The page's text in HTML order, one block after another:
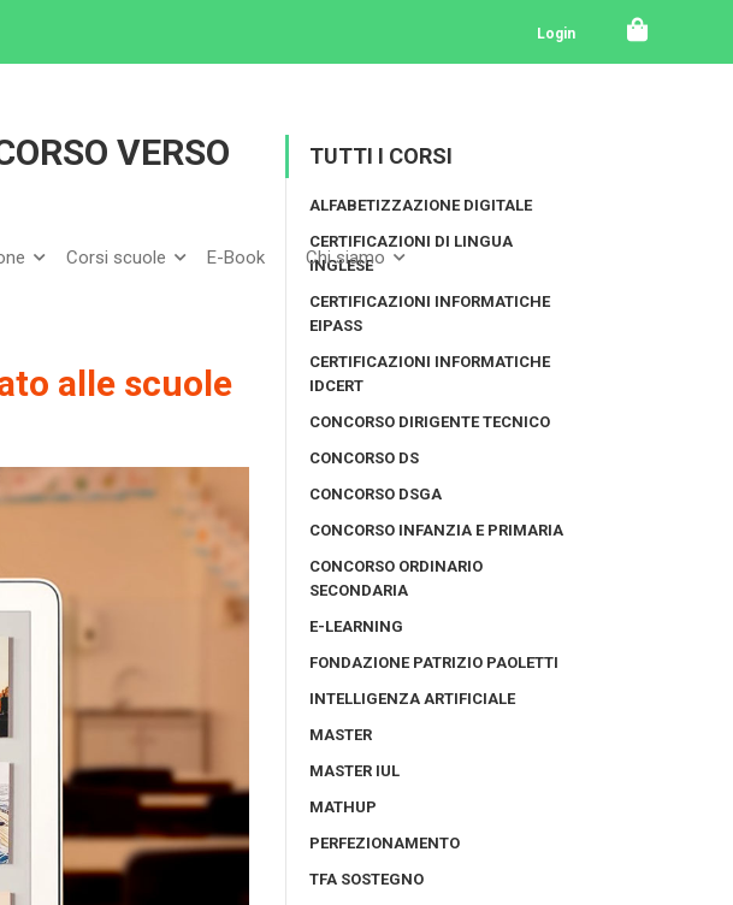
Login
Corsi scuole E-Book Chi siamo
VERSO
alle scuole
TUTTI I CORSI
ALFABETIZZAZIONE DIGITALE
CERTIFICAZIONI DI LINGUA
INGLESE
CERTIFICAZIONI INFORMATICHE
EIPASS
CERTIFICAZIONI INFORMATICHE
IDCERT
CONCORSO DIRIGENTE TECNICO
CONCORSO DS
CONCORSO DSGA
CONCORSO INFANZIA E PRIMARIA
CONCORSO ORDINARIO
SECONDARIA
E-LEARNING
FONDAZIONE PATRIZIO PAOLETTI
INTELLIGENZA ARTIFICIALE
MASTER
MASTER IUL
MATHUP
PERFEZIONAMENTO
TFA SOSTEGNO